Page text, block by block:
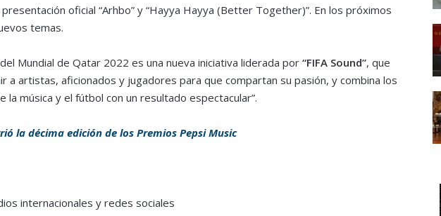
oficial “Arhbo” y “Hayya Hayya (Better Together)”. En los próximos
temas.
Mundial de Qatar 2022 es una nueva iniciativa liderada por “FIFA Sound”, que
a artistas, aficionados y jugadores para que compartan su pasión, y combina los
la música y el fútbol con un resultado espectacular”.
la décima edición de los Premios Pepsi Music
internacionales y redes sociales